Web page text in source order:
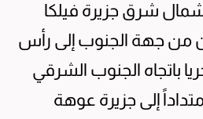
شرق جزيرة فيلكا
من جهة الجنوب إلى رأس
11 ميلا بحريا باتجاه الجنوب الشرقي
إلى جزيرة عوهة